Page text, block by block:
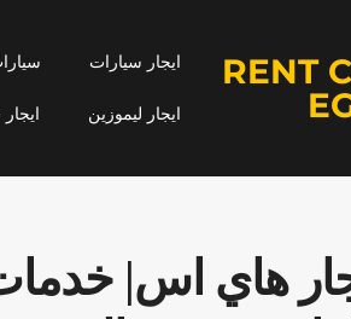
RENT
ايجار سيارات
ايجار ليموزين